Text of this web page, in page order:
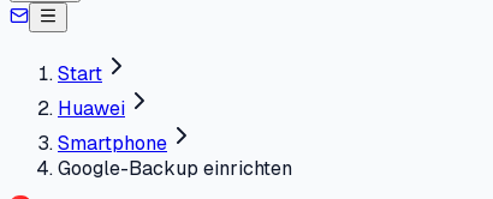
Start
Huawei
Smartphone
Google-Backup einrichten